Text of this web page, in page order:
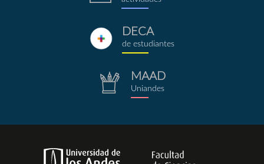
deca.png
DECA
de estudiantes
repositorio.png
MAAD
Uniandes